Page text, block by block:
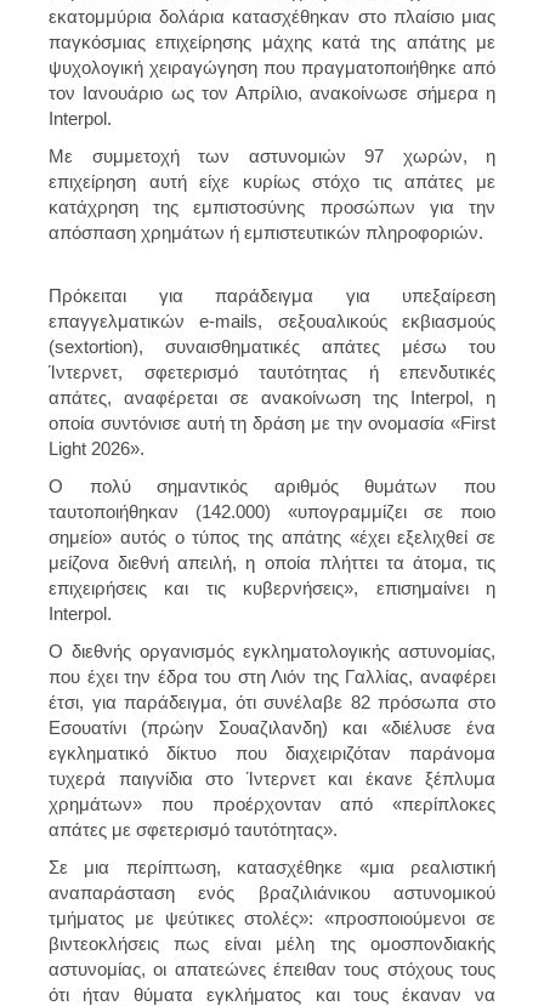
εκατομμύρια δολάρια κατασχέθηκαν στο πλαίσιο μιας
παγκόσμιας επιχείρησης μάχης κατά της απάτης με
ψυχολογική χειραγώγηση που πραγματοποιήθηκε από
τον Ιανουάριο ως τον Απρίλιο, ανακοίνωσε σήμερα η
Interpol.
Με συμμετοχή των αστυνομιών 97 χωρών, η
επιχείρηση αυτή είχε κυρίως στόχο τις απάτες με
κατάχρηση της εμπιστοσύνης προσώπων για την
απόσπαση χρημάτων ή εμπιστευτικών πληροφοριών.
Πρόκειται για παράδειγμα για υπεξαίρεση
επαγγελματικών e-mails, σεξουαλικούς εκβιασμούς
(sextortion), συναισθηματικές απάτες μέσω του
Ίντερνετ, σφετερισμό ταυτότητας ή επενδυτικές
απάτες, αναφέρεται σε ανακοίνωση της Interpol, η
οποία συντόνισε αυτή τη δράση με την ονομασία «First
Light 2026».
Ο πολύ σημαντικός αριθμός θυμάτων που
ταυτοποιήθηκαν (142.000) «υπογραμμίζει σε ποιο
σημείο» αυτός ο τύπος της απάτης «έχει εξελιχθεί σε
μείζονα διεθνή απειλή, η οποία πλήττει τα άτομα, τις
επιχειρήσεις και τις κυβερνήσεις», επισημαίνει η
Interpol.
Ο διεθνής οργανισμός εγκληματολογικής αστυνομίας,
που έχει την έδρα του στη Λιόν της Γαλλίας, αναφέρει
έτσι, για παράδειγμα, ότι συνέλαβε 82 πρόσωπα στο
Εσουατίνι (πρώην Σουαζιλανδη) και «διέλυσε ένα
εγκληματικό δίκτυο που διαχειριζόταν παράνομα
τυχερά παιγνίδια στο Ίντερνετ και έκανε ξέπλυμα
χρημάτων» που προέρχονταν από «περίπλοκες
απάτες με σφετερισμό ταυτότητας».
Σε μια περίπτωση, κατασχέθηκε «μια ρεαλιστική
αναπαράσταση ενός βραζιλιάνικου αστυνομικού
τμήματος με ψεύτικες στολές»: «προσποιούμενοι σε
βιντεοκλήσεις πως είναι μέλη της ομοσπονδιακής
αστυνομίας, οι απατεώνες έπειθαν τους στόχους τους
ότι ήταν θύματα εγκλήματος και τους έκαναν να